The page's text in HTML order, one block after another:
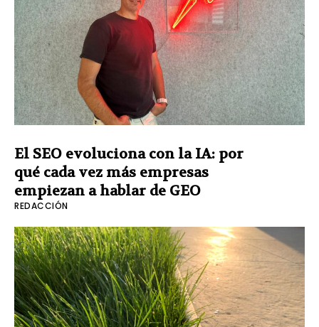
El SEO evoluciona con la IA: por
qué cada vez más empresas
empiezan a hablar de GEO
REDACCIÓN